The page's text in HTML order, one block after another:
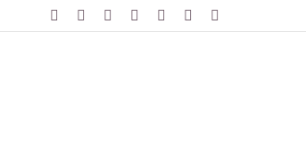
Random
Log
Instagram
YouTube
Twitter
Facebook